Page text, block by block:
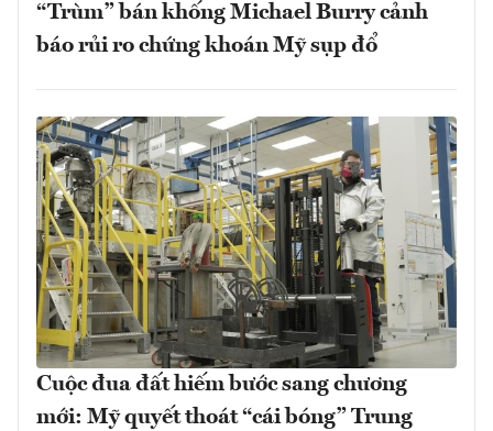
“Trùm” bán khống Michael Burry cảnh
báo rủi ro chứng khoán Mỹ sụp đổ
Cuộc đua đất hiếm bước sang chương
mới: Mỹ quyết thoát “cái bóng” Trung